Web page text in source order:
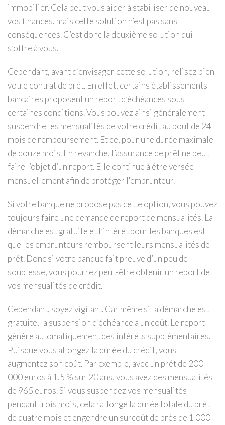
immobilier. Cela peut vous aider à stabiliser de nouveau
vos finances, mais cette solution n’est pas sans
conséquences. C’est donc la deuxième solution qui
s’offre à vous.
Cependant, avant d’envisager cette solution, relisez bien
votre contrat de prêt. En effet, certains établissements
bancaires proposent un report d’échéances sous
certaines conditions. Vous pouvez ainsi généralement
suspendre les mensualités de votre crédit au bout de 24
mois de remboursement. Et ce, pour une durée maximale
de douze mois. En revanche, l’assurance de prêt ne peut
faire l’objet d’un report. Elle continue à être versée
mensuellement afin de protéger l'emprunteur.
Si votre banque ne propose pas cette option, vous pouvez
toujours faire une demande de report de mensualités. La
démarche est gratuite et l’intérêt pour les banques est
que les emprunteurs remboursent leurs mensualités de
prêt. Donc si votre banque fait preuve d’un peu de
souplesse, vous pourrez peut-être obtenir un report de
vos mensualités de crédit.
Cependant, soyez vigilant. Car même si la démarche est
gratuite, la suspension d’échéance a un coût. Le report
génère automatiquement des intérêts supplémentaires.
Puisque vous allongez la durée du crédit, vous
augmentez son coût. Par exemple, avec un prêt de 200
000 euros à 1,5 % sur 20 ans, vous avez des mensualités
de 965 euros. Si vous suspendez vos mensualités
pendant trois mois, cela rallonge la durée totale du prêt
de quatre mois et engendre un surcoût de près de 1 000